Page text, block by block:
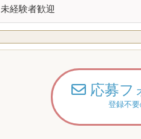
未経験者歓迎
応募フ
登録不要